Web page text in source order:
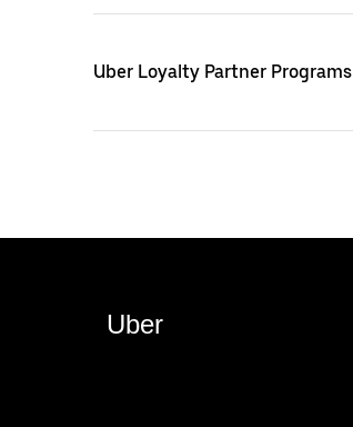
Uber Loyalty Partner Programs
Uber